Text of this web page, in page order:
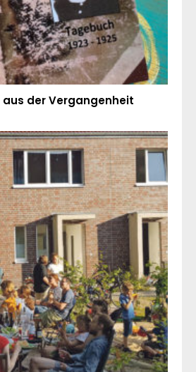
aus der Vergangenheit